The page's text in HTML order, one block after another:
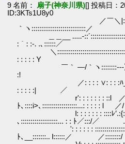
9 名前： 扇子(神奈川県)[] 投稿日：
ID:3KTs1U8y0
／￣＼
｀ヽ::::::::::::::::::::::::::::／
＿＿__
:｀: :-. .､::::::／
＼
: : : : : Y
￣｀ ―/｀ヽ::::::::---冫〝/
:!
／: : : : ∨: : : :ﾊ_／
: : : : :| ／
r': : : : : : : ::l ／:/: :
ﾄ､::::i>､::::::::::::::::::...: : : : : l ／
l: : : : : : : ::::ﾚ′.:{: : :
､:::::::::::::::::::... : : ﾄ／:::/／ .
': : : : : : ::::::::::::::::::｀
ﾄ､__:::::::.. l::::::／ ／::::::::/